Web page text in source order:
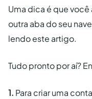
Uma dica é que você
outra aba do seu
lendo este artigo.
Tudo pronto por aí?
1. Para criar uma